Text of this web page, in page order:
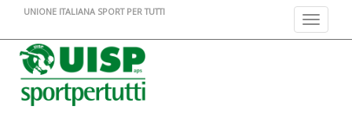
Toggle
UNIONE ITALIANA SPORT PER TUTTI